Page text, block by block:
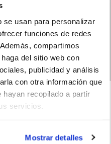
se usan para personalizar
funciones de redes
compartimos
del sitio web con
publicidad y análisis
con otra información que
hayan recopilado a partir
servicios.
Mostrar detalles
(IVA
incluido)
10000
km
72
150
CV
Híbrido
G